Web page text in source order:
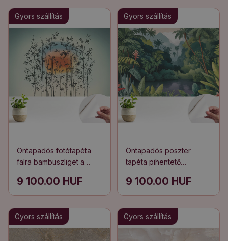
Gyors szállítás
Öntapadós fotótapéta
falra bambuszliget a
9 100.00 HUF
Gyors szállítás
Öntapadós poszter
tapéta pihentető
9 100.00 HUF
Gyors szállítás Gyors szállítás